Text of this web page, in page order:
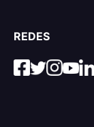
REDES